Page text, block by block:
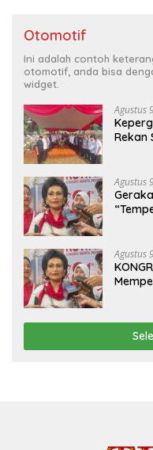
Otomotif
Ini adalah contoh
otomotif, anda bisa
widget.
Agustus
Rekan
Agustus
Agustus